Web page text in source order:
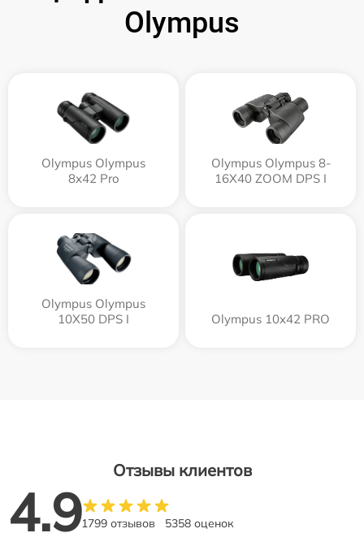
Olympus
Olympus Olympus
8x42 Pro
Olympus Olympus 8-
16X40 ZOOM DPS I
Olympus Olympus
10X50 DPS I
Olympus 10x42 PRO
Отзывы клиентов
4.91799 отзывов 5358 оценок